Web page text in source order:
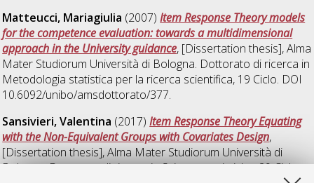
Matteucci, Mariagiulia (2007)Item Response Theory models
for the competence evaluation: towards a multidimensional
approach in the University guidance, [Dissertation thesis], Alma
Mater Studiorum Università di Bologna. Dottorato di ricerca in
Metodologia statistica per la ricerca scientifica, 19 Ciclo. DOI
10.6092/unibo/amsdottorato/377.
Sansivieri, Valentina (2017)Item Response Theory Equating
with the Non-Equivalent Groups with Covariates Design,
[Dissertation thesis], Alma Mater Studiorum Università di
Bologna. Dottorato di ricerca inScienze statistiche, 29 Ciclo.